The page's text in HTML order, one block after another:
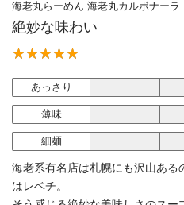
海老丸らーめん 海老丸カルボナーラ
絶妙な味わい
あっさり
薄味
細麺
海老系有名店は札幌にも沢山ある
はレベチ。